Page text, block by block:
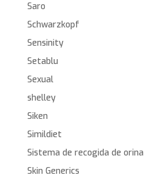
Saro
Schwarzkopf
Sensinity
Setablu
Sexual
shelley
Siken
Simildiet
Sistema de recogida de orina
Skin Generics